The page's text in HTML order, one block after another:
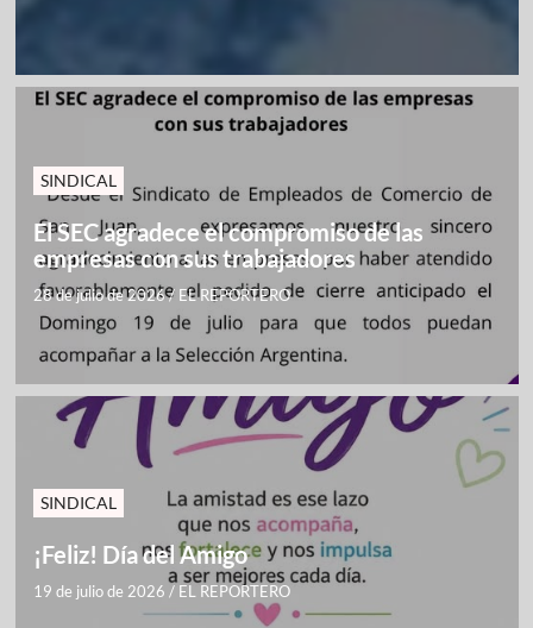
SINDICAL
El SEC agradece el compromiso de las
empresas con sus trabajadores
28 de julio de 2026/ EL REPORTERO
SINDICAL
¡Feliz! Día del Amigo
19 de julio de 2026 / EL REPORTERO